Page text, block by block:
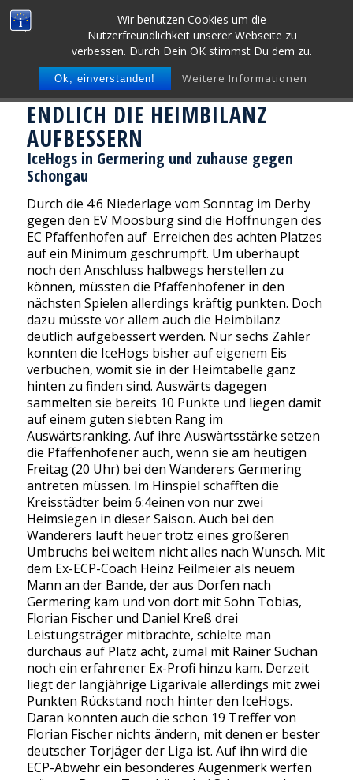
Wir benutzen Cookies um die
Nutzerfreundlichkeit unserer Webseite zu
verbessen. Durch Dein OK stimmst Du dem zu.
Ok, einverstanden! Weitere Informationen
ENDLICH DIE HEIMBILANZ
AUFBESSERN
IceHogs in Germering und zuhause gegen
Schongau
Durch die 4:6 Niederlage vom Sonntag im Derby
gegen den EV Moosburg sind die Hoffnungen des
EC Pfaffenhofen auf Erreichen des achten Platzes
auf ein Minimum geschrumpft. Um überhaupt
noch den Anschluss halbwegs herstellen zu
können, müssten die Pfaffenhofener in den
nächsten Spielen allerdings kräftig punkten. Doch
dazu müsste vor allem auch die Heimbilanz
deutlich aufgebessert werden. Nur sechs Zähler
konnten die IceHogs bisher auf eigenem Eis
verbuchen, womit sie in der Heimtabelle ganz
hinten zu finden sind. Auswärts dagegen
sammelten sie bereits 10 Punkte und liegen damit
auf einem guten siebten Rang im
Auswärtsranking. Auf ihre Auswärtsstärke setzen
die Pfaffenhofener auch, wenn sie am heutigen
Freitag (20 Uhr) bei den Wanderers Germering
antreten müssen. Im Hinspiel schafften die
Kreisstädter beim 6:4einen von nur zwei
Heimsiegen in dieser Saison. Auch bei den
Wanderers läuft heuer trotz eines größeren
Umbruchs bei weitem nicht alles nach Wunsch. Mit
dem Ex-ECP-Coach Heinz Feilmeier als neuem
Mann an der Bande, der aus Dorfen nach
Germering kam und von dort mit Sohn Tobias,
Florian Fischer und Daniel Kreß drei
Leistungsträger mitbrachte, schielte man
durchaus auf Platz acht, zumal mit Rainer Suchan
noch ein erfahrener Ex-Profi hinzu kam. Derzeit
liegt der langjährige Ligarivale allerdings mit zwei
Punkten Rückstand noch hinter den IceHogs.
Daran konnten auch die schon 19 Treffer von
Florian Fischer nichts ändern, mit denen er bester
deutscher Torjäger der Liga ist. Auf ihn wird die
ECP-Abwehr ein besonderes Augenmerk werfen